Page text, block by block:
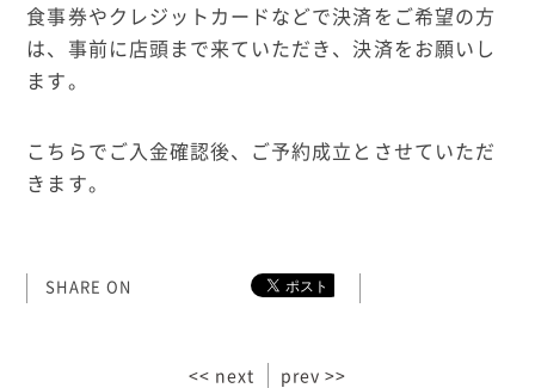
食事券やクレジットカードなどで決済をご希望の方
は、事前に店頭まで来ていただき、決済をお願いし
ます。
こちらでご入金確認後、ご予約成立とさせていただ
きます。
SHARE ON
<< next prev >>